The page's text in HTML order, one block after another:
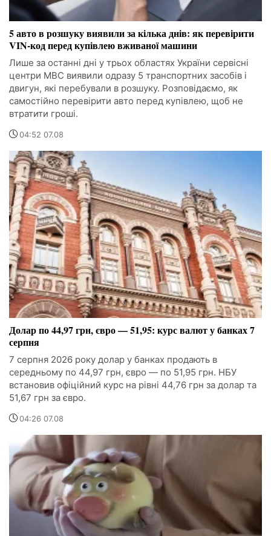
5 авто в розшуку виявили за кілька днів: як перевірити
VIN-код перед купівлею вживаної машини
Лише за останні дні у трьох областях України сервісні
центри МВС виявили одразу 5 транспортних засобів і
двигун, які перебували в розшуку. Розповідаємо, як
самостійно перевірити авто перед купівлею, щоб не
втратити гроші.
04:52 07.08
Долар по 44,97 грн, євро — 51,95: курс валют у банках 7
серпня
7 серпня 2026 року долар у банках продають в
середньому по 44,97 грн, євро — по 51,95 грн. НБУ
встановив офіційний курс на рівні 44,76 грн за долар та
51,67 грн за євро.
04:26 07.08